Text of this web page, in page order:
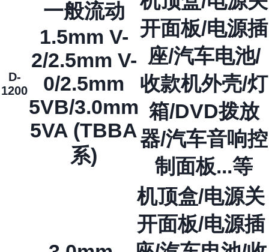
D-
1200
一般流动
1.5mm V-
2/2.5mm V-
0/2.5mm
5VB/3.0mm
5VA (TBBA
系)
开面板/电源插
座/汽车电池/
收款机外壳/灯
箱/DVD拨放
器/汽车音响控
制面板...等
机顶盒/电源关
开面板/电源插